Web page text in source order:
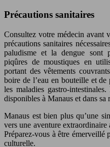
Précautions sanitaires
Consultez votre médecin avant
précautions sanitaires
paludisme et la dengue sont
piqûres de moustiques en
portant des vêtements
boire de l’eau en bouteille et
les maladies gastro-
disponibles à Manaus et dans sa
Manaus est bien plus qu’une
vers une aventure
Préparez-vous à être émerveillé
culturelle.